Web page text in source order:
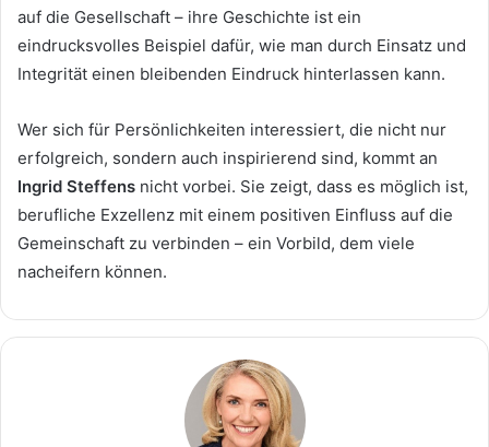
auf die Gesellschaft – ihre Geschichte ist ein
eindrucksvolles Beispiel dafür, wie man durch Einsatz und
Integrität einen bleibenden Eindruck hinterlassen kann.
Wer sich für Persönlichkeiten interessiert, die nicht nur
erfolgreich, sondern auch inspirierend sind, kommt an
Ingrid Steffens nicht vorbei. Sie zeigt, dass es möglich ist,
berufliche Exzellenz mit einem positiven Einfluss auf die
Gemeinschaft zu verbinden – ein Vorbild, dem viele
nacheifern können.